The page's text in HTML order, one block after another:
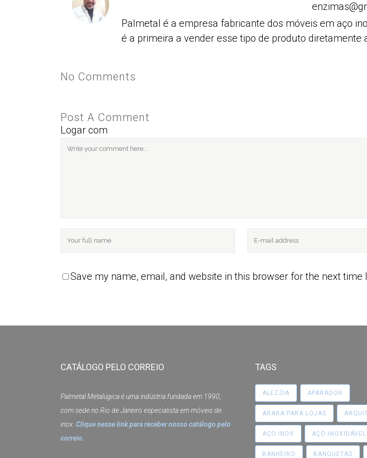
Palmetal é a empresa fabricante dos móveis em aço
é a primeira a vender esse tipo de produto diretamente
No Comments
Post A Comment
Logar com
Save my name, email, and website in this browser for the next time
CATÁLOGO PELO CORREIO
Palmetal Metalúgica é uma indústria fundada em 1990,
com sede no Rio de Janeiro especialista em móveis de
inox. Clique nesse link para receber nosso catálogo pelo
correio.
TAGS
ALEZZIA APARADOR
ARARA PARA LOJAS
AÇO INOX AÇO INOXIDÁVEL
BANHEIRO BANQUETAS